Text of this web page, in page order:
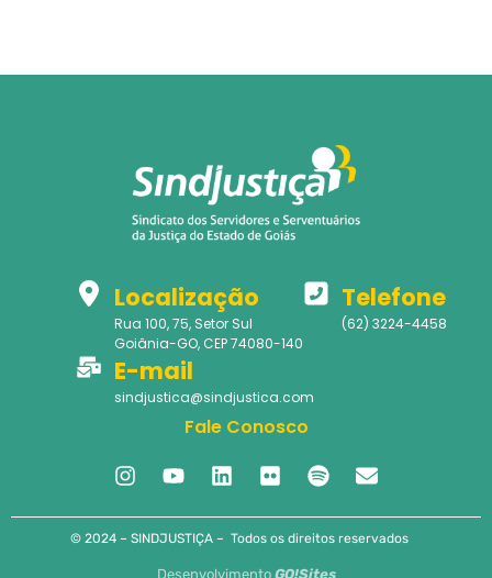
Localização
Rua 100, 75, Setor Sul
Goiânia-GO, CEP 74080-140
Telefone
(62) 3224-4458
E-mail
sindjustica@sindjustica.com
Fale Conosco
© 2024 – SINDJUSTIÇA – Todos os direitos reservados
Desenvolvimento GO!Sites